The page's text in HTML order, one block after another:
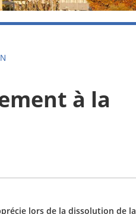
à la
lors de la dissolution de la